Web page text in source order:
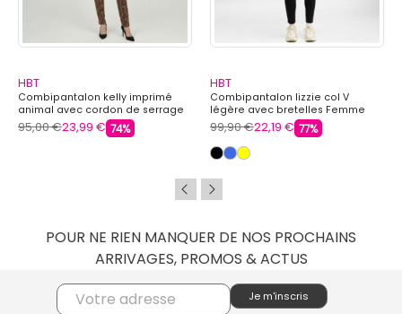
HBT
Combipantalon kelly imprimé
animal avec cordon de serrage
Femme HBT
95,00 €23,99 € 74%
HBT
Combipantalon lizzie col V
légère avec bretelles Femme
HBT
99,90 €22,19 € 77%
POUR NE RIEN MANQUER DE NOS PROCHAINS
ARRIVAGES, PROMOS & ACTUS